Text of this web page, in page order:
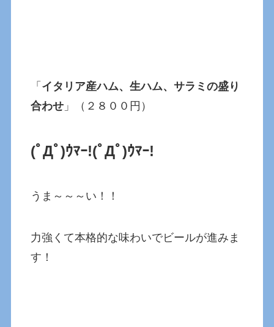
「 イタリア産ハム、生ハム、サラミの盛り
合わせ 」（２８００円）
(ﾟДﾟ)ｳﾏｰ!(ﾟДﾟ)ｳﾏｰ!
うま～～～い！！
力強くて本格的な味わいでビールが進みま
す！